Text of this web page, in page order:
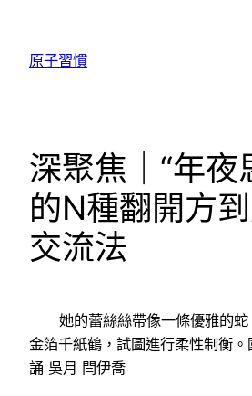
原子習慣
深聚焦｜“年夜
的N種翻開方
交流法
她的蕾絲絲帶像一條優雅的
金箔千紙鶴，試圖進行柔性制衡
誦 吳月 閆伊喬